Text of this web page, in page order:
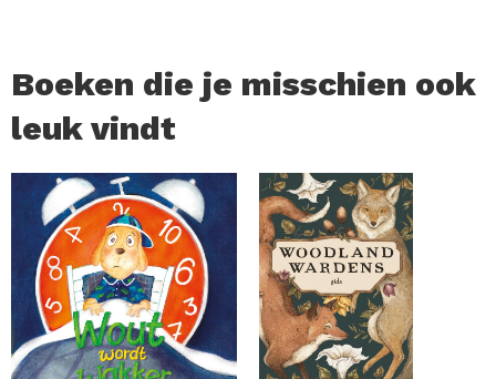
Boeken die je misschien ook
leuk vindt